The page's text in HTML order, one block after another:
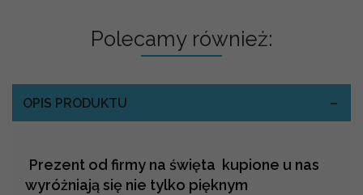
Polecamy również:
OPIS PRODUKTU
Prezent od firmy na święta kupione u nas
wyróżniają się nie tylko pięknym